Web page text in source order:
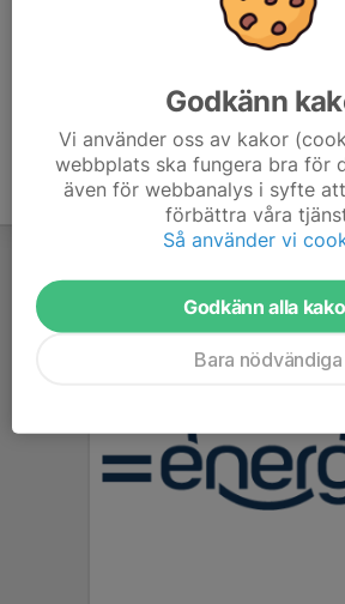
Godkänn
Vi använder oss av kakor
webbplats ska fungera bra för
även för webbanalys i syfte
förbättra våra
Så använder vi
Godkänn alla
Bara nödvändiga